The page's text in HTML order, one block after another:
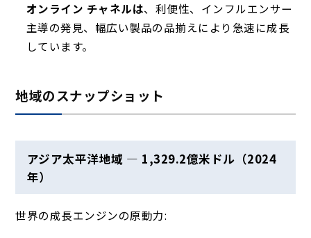
オンライン チャネルは、利便性、インフルエンサー
主導の発見、幅広い製品の品揃えにより急速に成長
しています。
地域のスナップショット
アジア太平洋地域 — 1,329.2億米ドル（2024
年）
世界の成長エンジンの原動力: